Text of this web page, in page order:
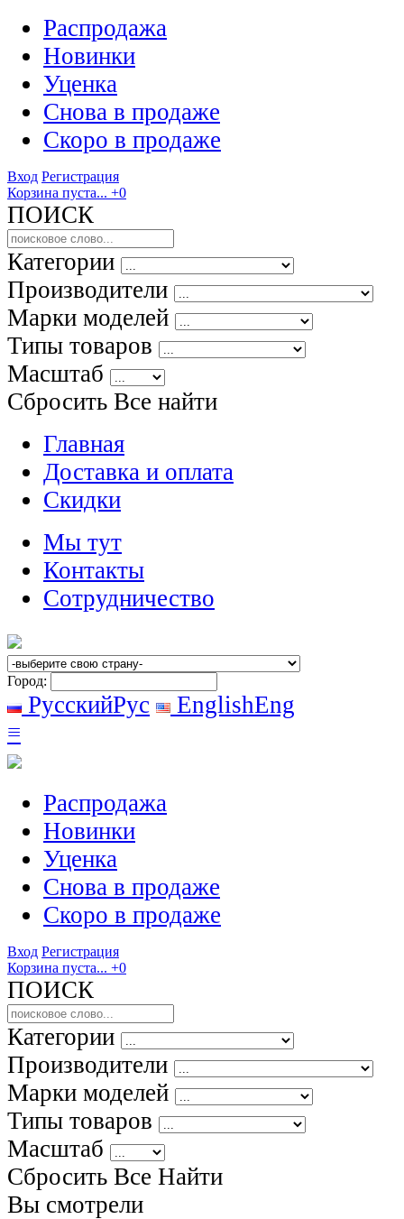
Распродажа
Новинки
Уценка
Снова в продаже
Скоро в продаже
Вход Регистрация
Корзина пуста... +0
ПОИСК
Категории
Производители
Марки моделей
Типы товаров
Масштаб
Сбросить Все найти
Главная
Доставка и оплата
Скидки
Мы тут
Контакты
Сотрудничество
Город:
РусскийРус EnglishEng
≡
Распродажа
Новинки
Уценка
Снова в продаже
Скоро в продаже
Вход Регистрация
Корзина пуста... +0
ПОИСК
Категории
Производители
Марки моделей
Типы товаров
Масштаб
Сбросить Все Найти
Вы смотрели